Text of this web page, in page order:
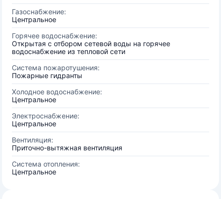
Газоснабжение:
Центральное
Горячее водоснабжение:
Открытая с отбором сетевой воды на горячее
водоснабжение из тепловой сети
Система пожаротушения:
Пожарные гидранты
Холодное водоснабжение:
Центральное
Электроснабжение:
Центральное
Вентиляция:
Приточно-вытяжная вентиляция
Система отопления:
Центральное